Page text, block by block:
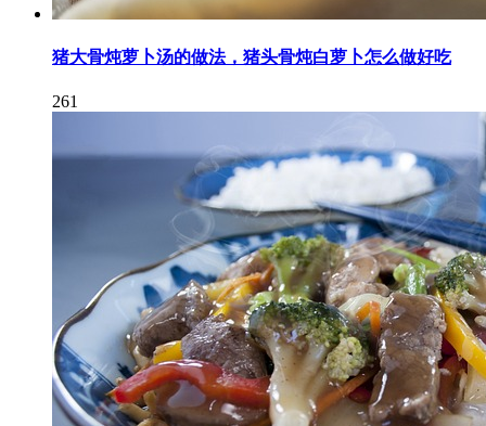
猪大骨炖萝卜汤的做法，猪头骨炖白萝卜怎么做好吃
261